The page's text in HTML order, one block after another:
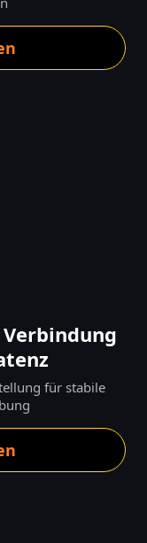
für stabile